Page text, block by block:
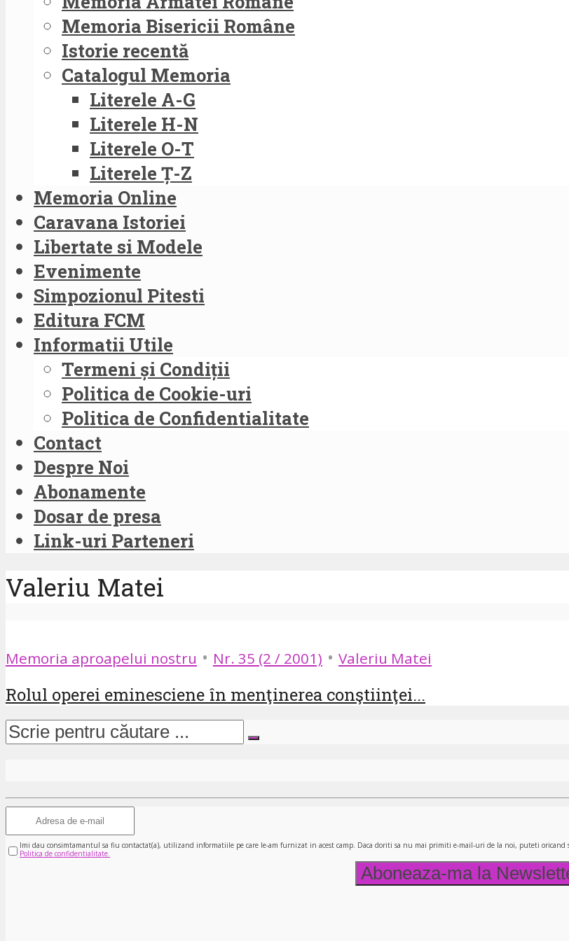
Memoria Bisericii Române
Istorie recentă
Catalogul Memoria
Literele A-G
Literele H-N
Literele O-T
Literele Ț-Z
Memoria Online
Caravana Istoriei
Libertate si Modele
Evenimente
Simpozionul Pitesti
Editura FCM
Informatii Utile
Termeni și Condiții
Politica de Cookie-uri
Politica de Confidentialitate
Contact
Despre Noi
Abonamente
Dosar de presa
Link-uri Parteneri
Valeriu Matei
Memoria aproapelui nostru • Nr. 35 (2 / 2001) • Valeriu Matei
Rolul operei eminesciene în menţinerea conştiinţei...
Imi dau consimtamantul sa fiu contactat(a), utilizand informatiile pe care le-am furnizat in acest camp. Daca doriti sa nu mai primiti e-mail-uri de la noi, puteti oricand
Politica de confidentialitate.